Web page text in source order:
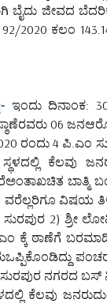
ಜೀವದ ಬೆದರಿಕೆ
ಕಲಂ
ಇಂದು ದಿನಾಂಕ:
06
4 ಪಿ.ಎಂ
ಕೆಲವು
ಬಾತ್ಮಿ
ವರೆಲ್ಲರಿಗೂ ವಿಷಯ
ಸುರಪುರ 2)
ಕ್ಕೆ ಠಾಣೆಗೆ
ನಗರದ
ಕೆಲವು